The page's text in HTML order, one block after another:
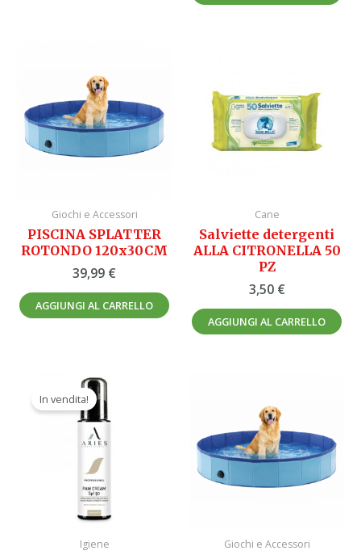
Giochi e Accessori
PISCINA SPLATTER
ROTONDO 120x30CM
39,99 €
AGGIUNGI AL CARRELLO
Cane
Salviette detergenti
ALLA CITRONELLA 50
PZ
3,50 €
AGGIUNGI AL CARRELLO
In vendita!
Igiene
Il
prezzo
originale
era:
25,00 €.
Giochi e Accessori